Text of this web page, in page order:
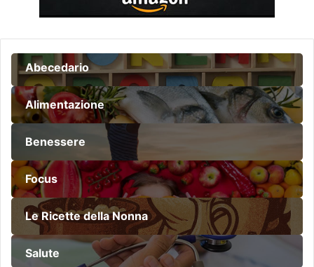
Abecedario
Alimentazione
Benessere
Focus
Le Ricette della Nonna
Salute